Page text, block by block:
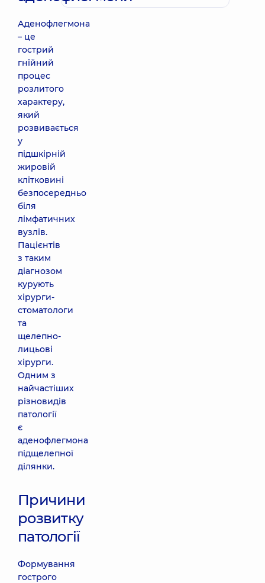
Аденофлегмона
– це
гострий
гнійний
процес
розлитого
характеру,
який
розвивається
у
підшкірній
жировій
клітковині
безпосередньо
біля
лімфатичних
вузлів.
Пацієнтів
з таким
діагнозом
курують
хірурги-
стоматологи
та
щелепно-
лицьові
хірурги.
Одним з
найчастіших
різновидів
патології
є
аденофлегмона
підщелепної
ділянки.
Причини
розвитку
патології
Формування
гострого